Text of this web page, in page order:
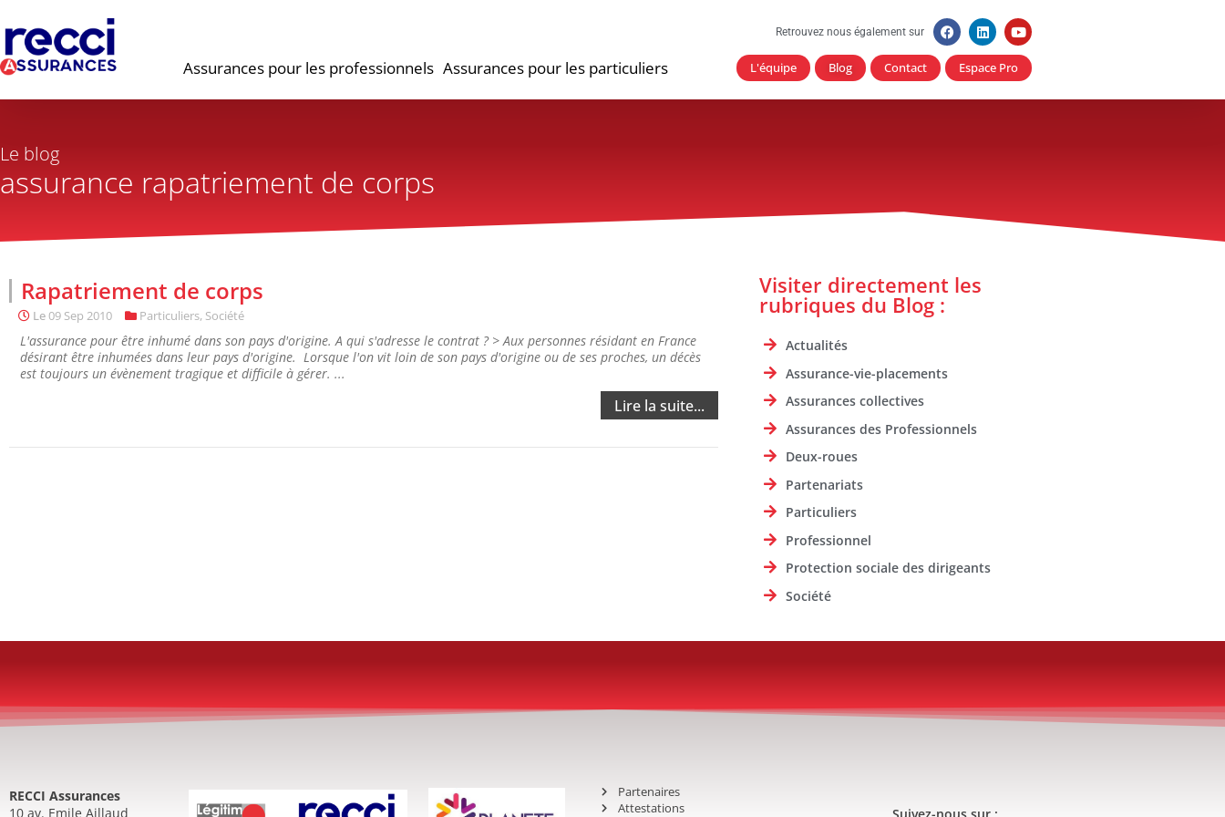
Assurances pour les professionnels Assurances pour les particuliers
Retrouvez nous également sur
L'équipe Blog Contact Espace Pro
Le blog
assurance rapatriement de corps
Rapatriement de corps
Le09 Sep 2010 Particuliers, Société
L'assurance pour être inhumé dans son pays d'origine. A qui s'adresse le contrat ? > Aux personnes résidant en France
désirant être inhumées dans leur pays d'origine. Lorsque l'on vit loin de son pays d'origine ou de ses proches, un décès
est toujours un évènement tragique et difficile à gérer. ...
Lire la suite...
Visiter directement les
rubriques du Blog :
Actualités
Assurance-vie-placements
Assurances collectives
Assurances des Professionnels
Deux-roues
Partenariats
Particuliers
Professionnel
Protection sociale des dirigeants
Société
RECCI Assurances
10 av. Emile Aillaud
Partenaires
Attestations
Suivez-nous sur :